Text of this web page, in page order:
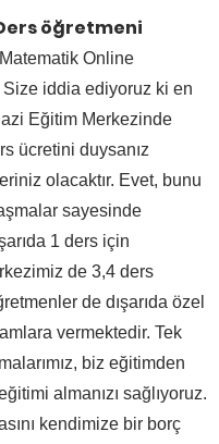
öğretmeni
Matematik Online
iddia ediyoruz ki en
Eğitim Merkezinde
ücretini duysanız
olacaktır. Evet, bunu
sayesinde
1 ders için
de 3,4 ders
de dışarıda özel
vermektedir. Tek
biz eğitimden
almanızı sağlıyoruz.
kendimize bir borç